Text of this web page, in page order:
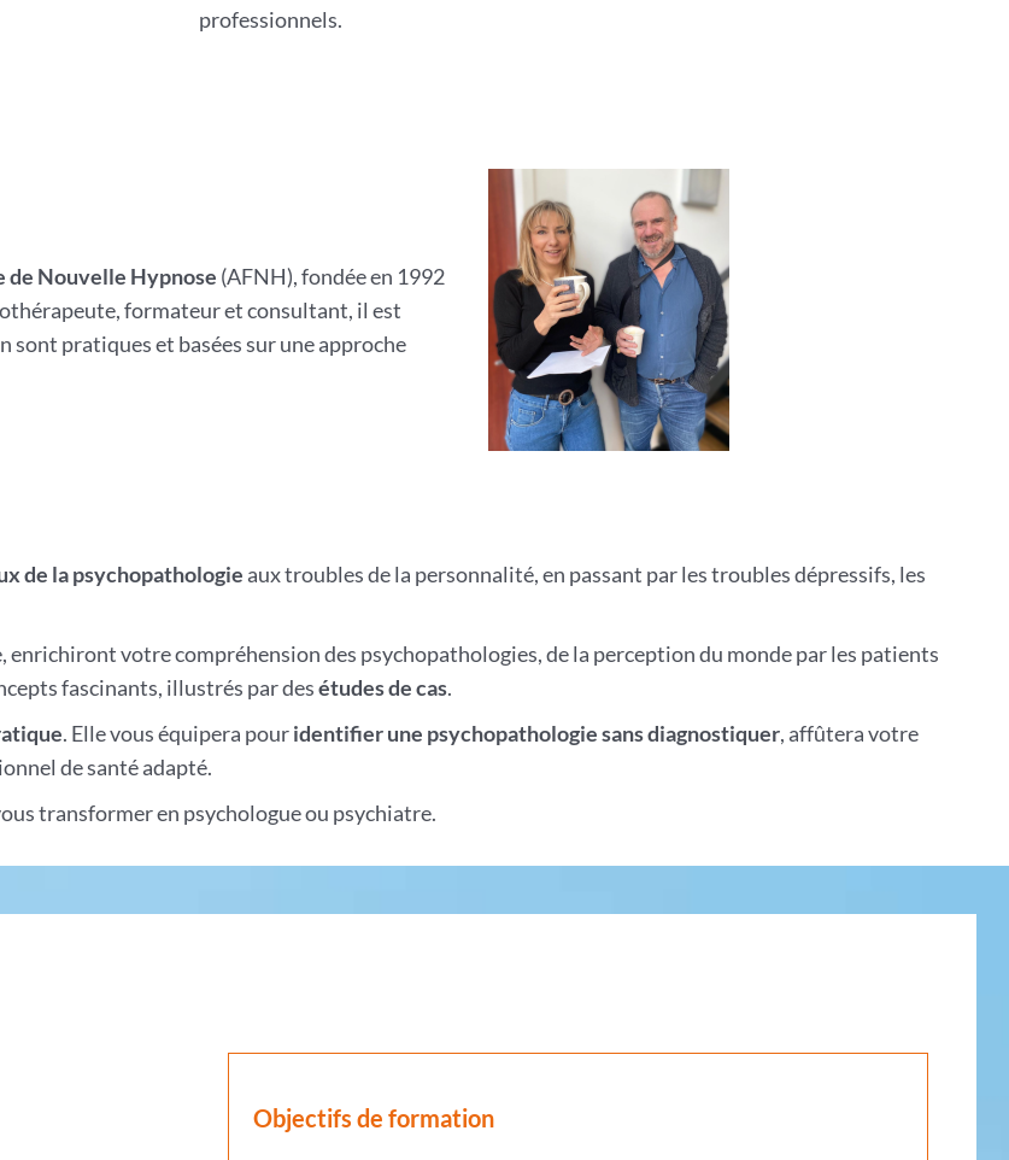
professionnels.
de Nouvelle Hypnose (AFNH), fondée en 1992
formateur et consultant, il est
sont pratiques et basées sur une approche
de la psychopathologie aux troubles de la personnalité, en passant par les troubles dépressifs, les
votre compréhension des psychopathologies, de la perception du monde par les patients
fascinants, illustrés par desétudes de cas.
. Elle vous équipera pouridentifier une psychopathologie sans diagnostiquer, affûtera votre
de santé adapté.
transformer en psychologue ou psychiatre.
Objectifs de formation